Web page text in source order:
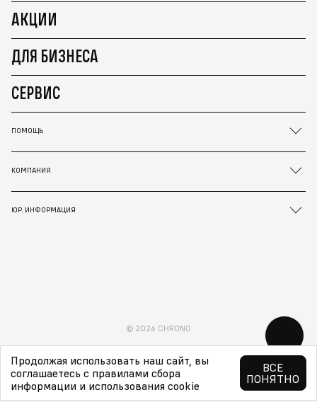
АКЦИИ
ДЛЯ БИЗНЕСА
СЕРВИС
ПОМОЩЬ
КОМПАНИЯ
ЮР. ИНФОРМАЦИЯ
© 2026 CHRONO
Продолжая использовать наш сайт, вы
соглашаетесь с правилами сбора
информации и использования cookie
ВСЕ
ПОНЯТНО